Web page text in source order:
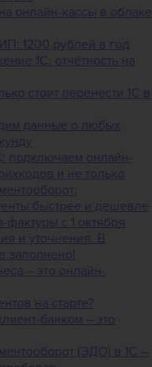
онлайн-кассы в облаке
1200 рублей в год
1С: отчётность на
стоит перенести 1С в
данные о любых
подключаем онлайн-
и не только
быстрее и дешевле
с 1 октября
и уточнения. В
заполнено!
– это онлайн-
на старте?
банком – это
(ЭДО) в 1С –